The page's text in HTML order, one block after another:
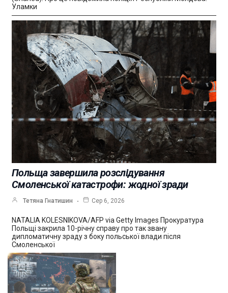
Уламки
Польща завершила розслідування
Смоленської катастрофи: жодної зради
Тетяна Гнатишин Сер 6, 2026
NATALIA KOLESNIKOVA/AFP via Getty Images Прокуратура
Польщі закрила 10-річну справу про так звану
дипломатичну зраду з боку польської влади після
Смоленської